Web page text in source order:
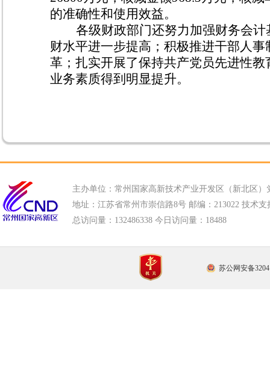
的准确性和使用效益。
各级财政部门还努力加强财务会
财水平进一步提高；积极推进干部人
革；扎实开展了保持共产党员先进性
业务素质得到明显提升。
主办单位：常州国家高新技术产业开发区（新北区）
地址：江苏省常州市崇信路8号 邮编：213022 技术支
总访问量： 132486338 今日访问量： 18488
苏公网安备